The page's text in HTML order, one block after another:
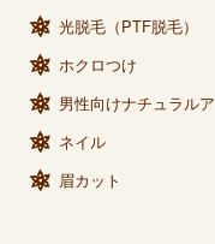
光脱毛（PTF脱毛）
ホクロつけ
男性向けナチュラル
ネイル
眉カット